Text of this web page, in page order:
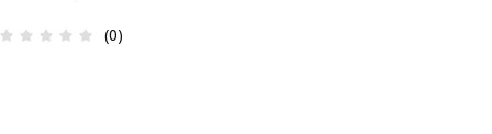
Recensione: 0 di 5 stelle. Recensioni totali: 0
(0)